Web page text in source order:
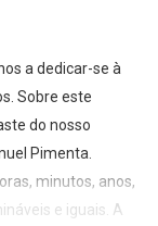
a dedicar-se à
Sobre este
do nosso
Pimenta.
minutos, anos,
e iguais. A